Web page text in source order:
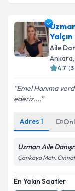
Yalçın
Aile
Ankara
4.7 (3
Emel Hanıma
ederiz....
Adres 1
Uzman Aile
Çankaya Mah.
En Yakın Saatler